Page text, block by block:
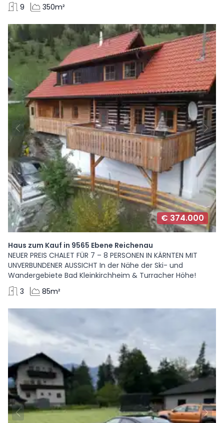
9
350m²
€ 374.000
Haus zum Kauf in 9565 Ebene Reichenau
NEUER PREIS CHALET FÜR 7 – 8 PERSONEN IN KÄRNTEN MIT
UNVERBUNDENER AUSSICHT In der Nähe der Ski- und
Wandergebiete Bad Kleinkirchheim & Turracher Höhe!
3
85m²